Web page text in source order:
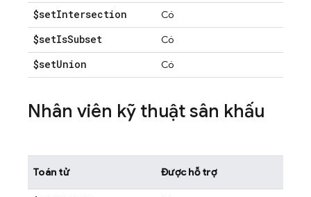
$setIntersection Có
$setIsSubset Có
$setUnion Có
Nhân viên kỹ thuật sân khấu
Toán tử Được hỗ trợ